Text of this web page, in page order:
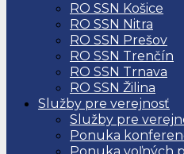
RO SSN Košice
RO SSN Nitra
RO SSN Prešov
RO SSN Trenčín
RO SSN Trnava
RO SSN Žilina
Služby pre verejnosť
Služby pre
Ponuka